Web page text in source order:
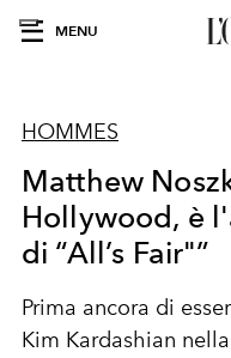
MENU
HOMMES
Matthew
Hollywood, è
di “All’s Fair"”
Prima ancora di
Kim Kardashian